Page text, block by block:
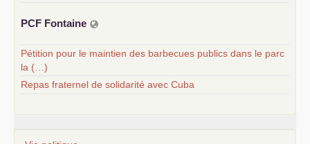
PCF Fontaine
Pétition pour le maintien des barbecues publics dans le parc
la (…)
Repas fraternel de solidarité avec Cuba